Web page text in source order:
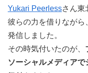
Yukari Peerlessさん東
彼らの力を借りながら
発信しました。
その時気付いたのが、
ソーシャルメディア